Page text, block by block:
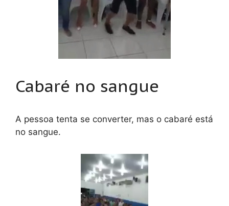
Cabaré no sangue
A pessoa tenta se converter, mas o cabaré está
no sangue.